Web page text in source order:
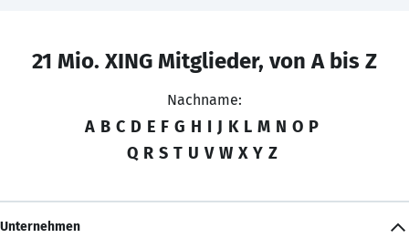
21 Mio. XING Mitglieder, von A bis Z
Nachname:
A B C D E F G H I J K L M N O P
Q R S T U V W X Y Z
Unternehmen